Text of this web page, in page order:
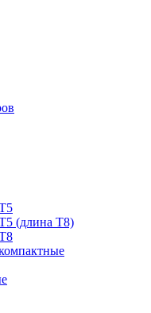
(длина T8)